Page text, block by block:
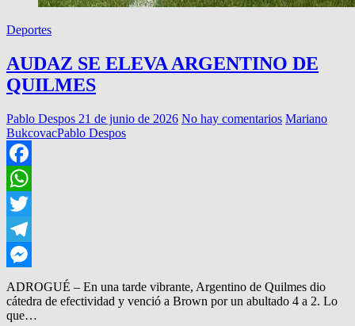
Deportes
AUDAZ SE ELEVA ARGENTINO DE
QUILMES
Pablo Despos 21 de junio de 2026 No hay comentarios Mariano
BukcovacPablo Despos
Facebook
WhatsApp
Twitter
Telegram
Messenger
ADROGUÉ – En una tarde vibrante, Argentino de Quilmes dio
cátedra de efectividad y venció a Brown por un abultado 4 a 2. Lo
que…